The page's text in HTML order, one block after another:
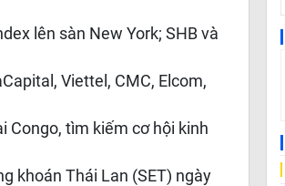
lên sàn New York; SHB và
Viettel, CMC, Elcom,
Congo, tìm kiếm cơ hội kinh
khoán Thái Lan (SET) ngày